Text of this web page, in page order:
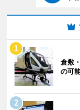
倉敷
の可